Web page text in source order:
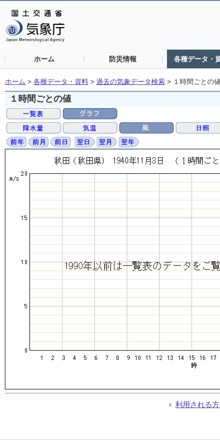
ホーム 防災情報 各種データ・
ホーム > 各種データ・資料 > 過去の気象データ検索 > １時間ごとの
１時間ごとの値
利用される